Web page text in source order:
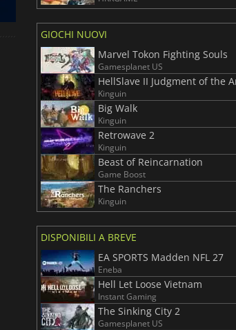
1.19€
Carte prepagate Steam in Euro Carte
GIOCHI NUOVI
Marvel Tokon Fighting Souls
Gamesplanet US
HellSlave II Judgment of the
Kinguin
Big Walk
Kinguin
Retrowave 2
Kinguin
Beast of Reincarnation
Game Boost
The Ranchers
Kinguin
DISPONIBILI A BREVE
EA SPORTS Madden NFL 27
Eneba
Hell Let Loose Vietnam
Instant Gaming
The Sinking City 2
Gamesplanet US